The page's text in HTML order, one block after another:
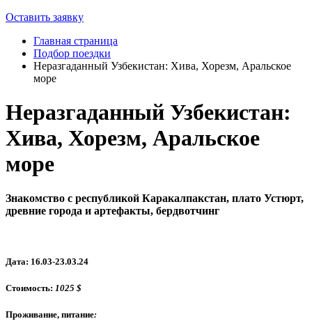
Оставить заявку
Главная страница
Подбор поездки
Неразгаданный Узбекистан: Хива, Хорезм, Аральское
море
Неразгаданный Узбекистан:
Хива, Хорезм, Аральское
море
Знакомство с республикой Каракалпакстан, плато Устюрт,
древние города и артефакты, бердвотчинг
Дата: 16.03-23.03.24
Стоимость: 1025 $
Проживание, питание: